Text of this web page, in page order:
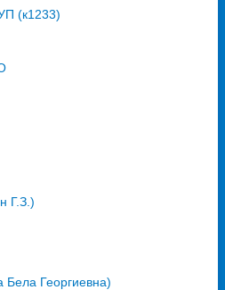
(к1233)
Г.З.)
Георгиевна)